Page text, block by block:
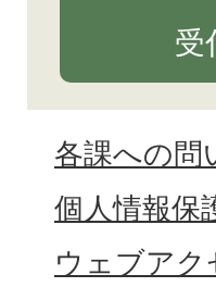
受
各課への問
個人情報保
ウェブアク